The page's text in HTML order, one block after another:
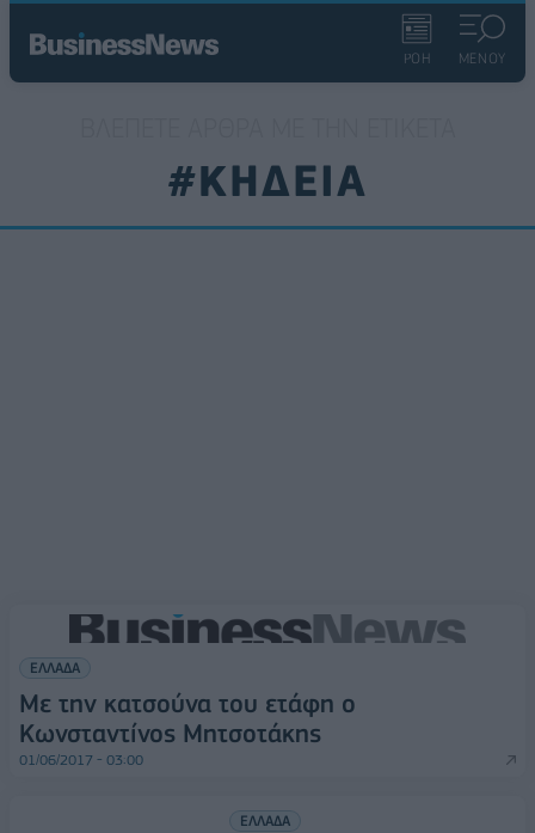
ΡΟΗ ΜΕΝΟΥ
#ΚΗΔΕΙΑ
ΕΛΛΑΔΑ
Με την κατσούνα του ετάφη ο
Κωνσταντίνος Μητσοτάκης
01/06/2017 - 03:00
ΕΛΛΑΔΑ